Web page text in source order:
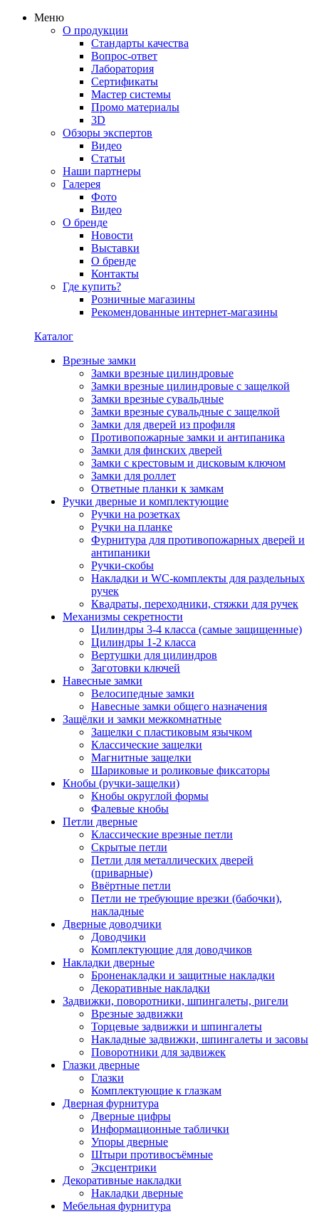
Меню
О продукции
Стандарты качества
Вопрос-ответ
Лаборатория
Сертификаты
Мастер системы
Промо материалы
3D
Обзоры экспертов
Видео
Статьи
Наши партнеры
Галерея
Фото
Видео
О бренде
Новости
Выставки
О бренде
Контакты
Где купить?
Розничные магазины
Рекомендованные интернет-магазины
Каталог
Врезные замки
Замки врезные цилиндровые
Замки врезные цилиндровые с защелкой
Замки врезные сувальдные
Замки врезные сувальдные с защелкой
Замки для дверей из профиля
Противопожарные замки и антипаника
Замки для финских дверей
Замки с крестовым и дисковым ключом
Замки для роллет
Ответные планки к замкам
Ручки дверные и комплектующие
Ручки на розетках
Ручки на планке
Фурнитура для противопожарных дверей и
антипаники
Ручки-скобы
Накладки и WC-комплекты для раздельных
ручек
Квадраты, переходники, стяжки для ручек
Механизмы секретности
Цилиндры 3-4 класса (самые защищенные)
Цилиндры 1-2 класса
Вертушки для цилиндров
Заготовки ключей
Навесные замки
Велосипедные замки
Навесные замки общего назначения
Защёлки и замки межкомнатные
Защелки с пластиковым язычком
Классические защелки
Магнитные защелки
Шариковые и роликовые фиксаторы
Кнобы (ручки-защелки)
Кнобы округлой формы
Фалевые кнобы
Петли дверные
Классические врезные петли
Скрытые петли
Петли для металлических дверей
(приварные)
Ввёртные петли
Петли не требующие врезки (бабочки),
накладные
Дверные доводчики
Доводчики
Комплектующие для доводчиков
Накладки дверные
Броненакладки и защитные накладки
Декоративные накладки
Задвижки, поворотники, шпингалеты, ригели
Врезные задвижки
Торцевые задвижки и шпингалеты
Накладные задвижки, шпингалеты и засовы
Поворотники для задвижек
Глазки дверные
Глазки
Комплектующие к глазкам
Дверная фурнитура
Дверные цифры
Информационные таблички
Упоры дверные
Штыри противосъёмные
Эксцентрики
Декоративные накладки
Накладки дверные
Мебельная фурнитура